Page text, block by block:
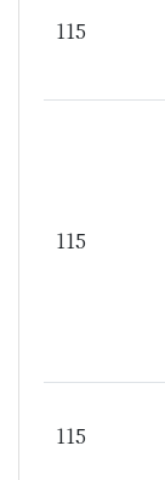
115
115
115